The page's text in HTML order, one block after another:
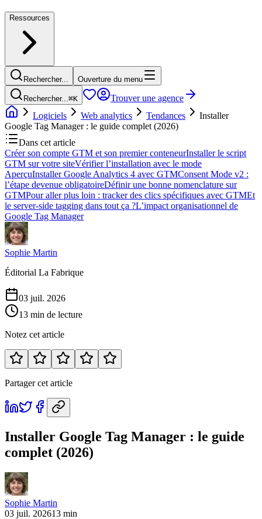
Ressources
Rechercher... Ouverture du menu
Rechercher...⌘K
Trouver une agence
Logiciels
Web analytics Tendances
Installer
Google Tag Manager : le guide complet (2026)
Dans cet article
Créer son compte GTM et son premier conteneurInstaller le script
GTM sur votre siteVérifier l’installation avec le mode
AperçuInstaller Google Analytics 4 avec GTMConsent Mode v2 :
l’étape devenue obligatoireDéfinir une bonne nomenclature sur
GTMPour aller plus loin : tracker des clics spécifiques avec GTMEt
le server-side tagging dans tout ça ?L’impact organisationnel de
Google Tag Manager
Sophie Martin
Éditorial La Fabrique
03 juil. 2026
13 min de lecture
Notez cet article
Partager cet article
Installer Google Tag Manager : le guide
complet (2026)
Sophie Martin
03 juil. 202613 min